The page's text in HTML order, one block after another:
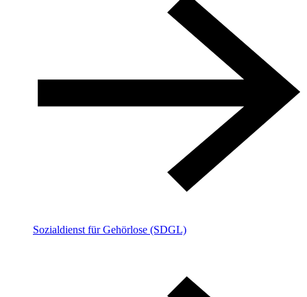
Sozialdienst für Gehörlose (SDGL)